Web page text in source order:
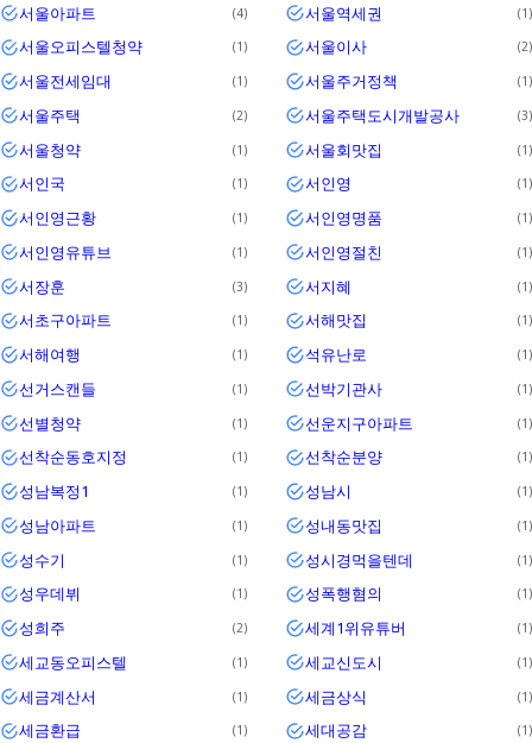
서울아파트 4 서울역세권 1
서울오피스텔청약 1 서울이사 2
서울전세임대 1 서울주거정책 1
서울주택 2 서울주택도시개발공사 3
서울청약 1 서울회맛집 1
서인국 1 서인영 1
서인영근황 1 서인영명품 1
서인영유튜브 1 서인영절친 1
서장훈 3 서지혜 1
서초구아파트 1 서해맛집 1
서해여행 1 석유난로 1
선거스캔들 1 선박기관사 1
선별청약 1 선운지구아파트 1
선착순동호지정 1 선착순분양 1
성남복정1 1 성남시 1
성남아파트 1 성내동맛집 1
성수기 1 성시경먹을텐데 1
성우데뷔 1 성폭행혐의 1
성희주 2 세계1위유튜버 1
세교동오피스텔 1 세교신도시 1
세금계산서 1 세금상식 1
세금환급 1 세대공감 1